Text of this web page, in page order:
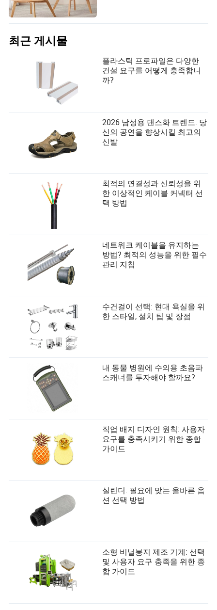
최근 게시물
플라스틱 프로파일은 다양한
건설 요구를 어떻게 충족합니
까?
2026 남성용 댄스화 트렌드: 당
신의 공연을 향상시킬 최고의
신발
최적의 연결성과 신뢰성을 위
한 이상적인 케이블 커넥터 선
택 방법
네트워크 케이블을 유지하는
방법? 최적의 성능을 위한 필수
관리 지침
수건걸이 선택: 현대 욕실을 위
한 스타일, 설치 팁 및 장점
내 동물 병원에 수의용 초음파
스캐너를 투자해야 할까요?
직업 배지 디자인 원칙: 사용자
요구를 충족시키기 위한 종합
가이드
실린더: 필요에 맞는 올바른 옵
션 선택 방법
소형 비닐봉지 제조 기계: 선택
및 사용자 요구 충족을 위한 종
합 가이드